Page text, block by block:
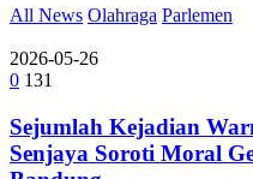
All News Olahraga Parlemen
2026-05-26
0 131
Sejumlah Kejadian
Senjaya Soroti Moral